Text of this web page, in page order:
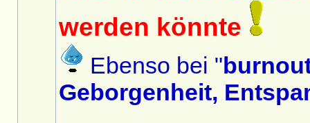
werden könnte
Ebenso bei "
Geborgenheit,